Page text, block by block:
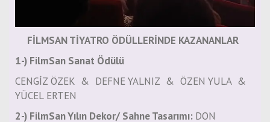
FİLMSAN TİYATRO ÖDÜLLERİNDE KAZANANLAR
1-) FilmSan Sanat Ödülü
CENGİZ ÖZEK & DEFNE YALNIZ & ÖZEN YULA &
YÜCEL ERTEN
2-) FilmSan Yılın Dekor/ Sahne Tasarımı: DON